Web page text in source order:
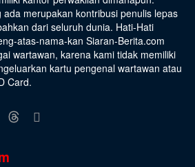
merupakan kontribusi penulis lepas
dari seluruh dunia. Hati-Hati
atas-nama-kan Siaran-Berita.com
wartawan, karena kami tidak memiliki
kartu pengenal wartawan atau
Card.